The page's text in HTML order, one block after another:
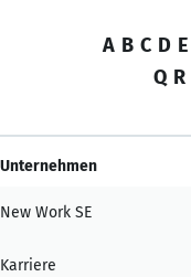
A B C D E
Q R
Unternehmen
New Work SE
Karriere